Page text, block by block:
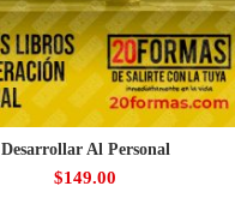
Desarrollar Al Personal
$149.00